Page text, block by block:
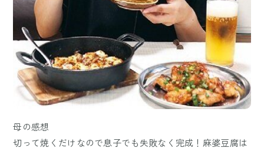
母の感想
切って焼くだけなので息子でも失敗なく完成！麻婆豆腐は